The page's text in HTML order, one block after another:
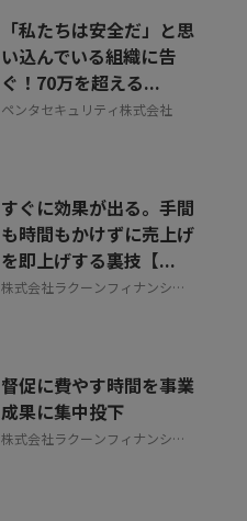
「私たちは安全だ」と思
い込んでいる組織に告
ぐ！70万を超える...
ペンタセキュリティ株式会社
すぐに効果が出る。手間
も時間もかけずに売上げ
を即上げする裏技【...
株式会社ラクーンフィナンシャ
督促に費やす時間を事業
成果に集中投下
株式会社ラクーンフィナンシャ